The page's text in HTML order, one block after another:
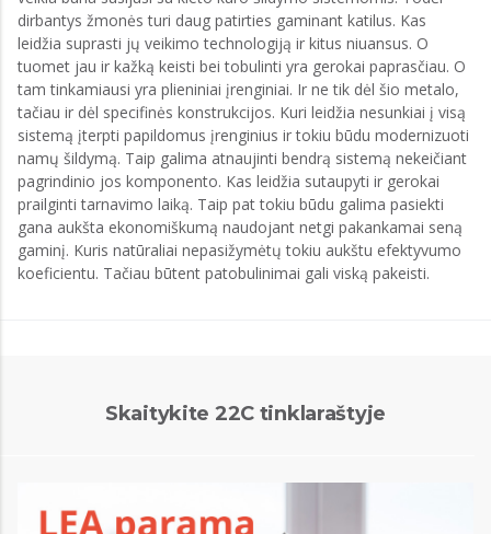
dirbantys žmonės turi daug patirties gaminant katilus. Kas
leidžia suprasti jų veikimo technologiją ir kitus niuansus. O
tuomet jau ir kažką keisti bei tobulinti yra gerokai paprasčiau. O
tam tinkamiausi yra plieniniai įrenginiai. Ir ne tik dėl šio metalo,
tačiau ir dėl specifinės konstrukcijos. Kuri leidžia nesunkiai į visą
sistemą įterpti papildomus įrenginius ir tokiu būdu modernizuoti
namų šildymą. Taip galima atnaujinti bendrą sistemą nekeičiant
pagrindinio jos komponento. Kas leidžia sutaupyti ir gerokai
prailginti tarnavimo laiką. Taip pat tokiu būdu galima pasiekti
gana aukšta ekonomiškumą naudojant netgi pakankamai seną
gaminį. Kuris natūraliai nepasižymėtų tokiu aukštu efektyvumo
koeficientu. Tačiau būtent patobulinimai gali viską pakeisti.
Skaitykite 22C tinklaraštyje